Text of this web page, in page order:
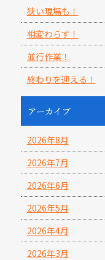
狭い現場も！
相変わらず！
並行作業！
終わりを迎える！
アーカイブ
2026年8月
2026年7月
2026年6月
2026年5月
2026年4月
2026年3月